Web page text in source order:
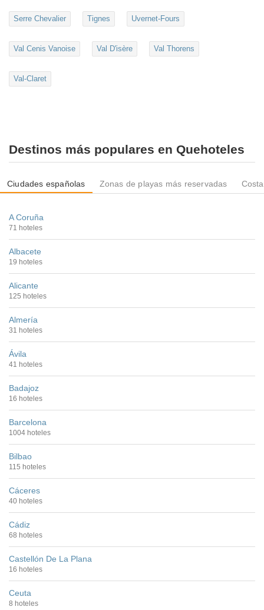
Serre Chevalier Tignes Uvernet-Fours
Val Cenis Vanoise Val D'isère Val Thorens
Val-Claret
Destinos más populares en Quehoteles
Ciudades españolas Zonas de playas más reservadas
A Coruña
71 hoteles
Albacete
19 hoteles
Alicante
125 hoteles
Almería
31 hoteles
Ávila
41 hoteles
Badajoz
16 hoteles
Barcelona
1004 hoteles
Bilbao
115 hoteles
Cáceres
40 hoteles
Cádiz
68 hoteles
Castellón De La Plana
16 hoteles
Ceuta
8 hoteles